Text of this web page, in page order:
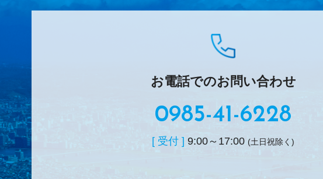
お電話でのお問い合わせ
0985-41-6228
[ 受付 ] 9:00～17:00 (土日祝除く)